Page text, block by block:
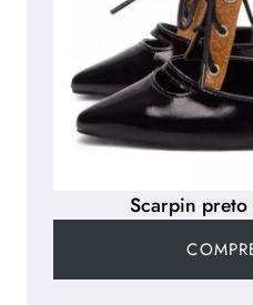
Scarpin